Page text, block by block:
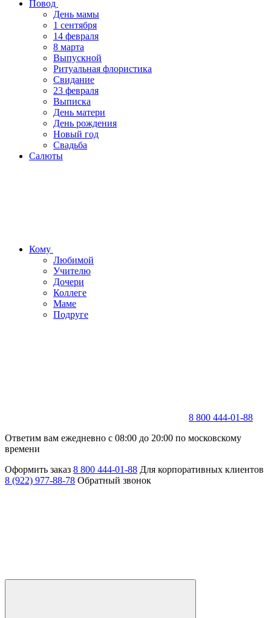
Повод
День мамы
1 сентября
14 февраля
8 марта
Выпускной
Ритуальная флористика
Свидание
23 февраля
Выписка
День матери
День рождения
Новый год
Свадьба
Салюты
Кому
Любимой
Учителю
Дочери
Коллеге
Маме
Подруге
8 800 444-01-88
Ответим вам ежедневно с 08:00 до 20:00 по московскому
времени
Оформить заказ 8 800 444-01-88 Для корпоративных клиентов
8 (922) 977-88-78 Обратный звонок